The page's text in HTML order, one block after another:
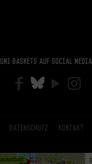
Uni Baskets auf Social Media
Datenschutz Kontakt